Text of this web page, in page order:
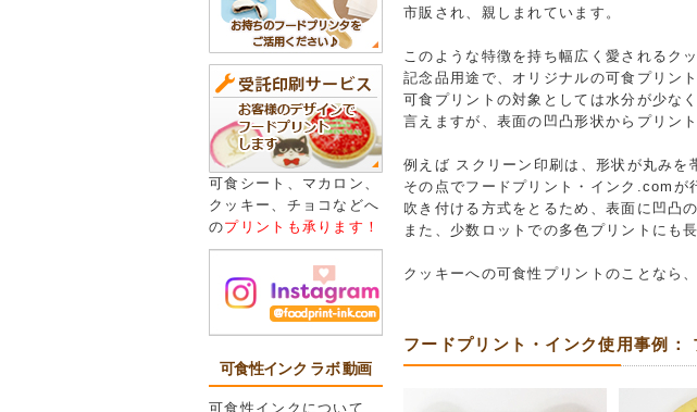
可食シート、マカロン、
クッキー、チョコなどへ
のプリントも承ります！
可食性インク ラボ 動画
可食性インクについて
市販され、親しまれています。
このような特徴を持ち幅広く愛されるク
記念品用途で、オリジナルの可食プリン
可食プリントの対象としては水分が少な
言えますが、表面の凹凸形状からプリン
例えば スクリーン印刷は、形状が丸みを
その点でフードプリント・インク.comが
吹き付ける方式をとるため、表面に凹凸
また、少数ロットでの多色プリントにも
クッキーへの可食性プリントのことなら
フードプリント・インク使用事例：